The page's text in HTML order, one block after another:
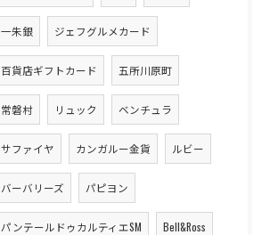
一朱銀 ジェフグルメカード
百貨店ギフトカード 五所川原町
常磐村 リュック ベンチュラ
サファイヤ カンガルー金貨 ルビー
バーバリーズ パピヨン
パンテールドゥカルティエSM Bell&Ross